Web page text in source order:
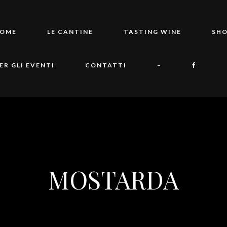
LE CANTINE TASTING WINE
GLI EVENTI CONTATTI –
MOSTARDA